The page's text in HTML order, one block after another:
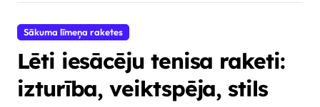
Sākuma līmeņa raketes
Lēti iesācēju tenisa raketi:
izturība, veiktspēja, stils